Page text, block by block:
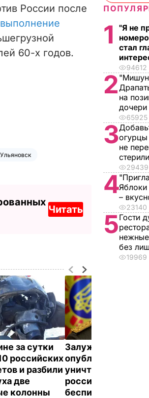
России после
60-х годов.
Ульяновск
Читать
за сутки
российских
и разбили
две
колонны
Залужный
опубликовал видео
уничтожения
российского "Бука"
беспилотником
1
"Я не
стал
94612
2 на
дочери
65925
3не
29439
4Яблоки
–
23140
5Гости
без
19969